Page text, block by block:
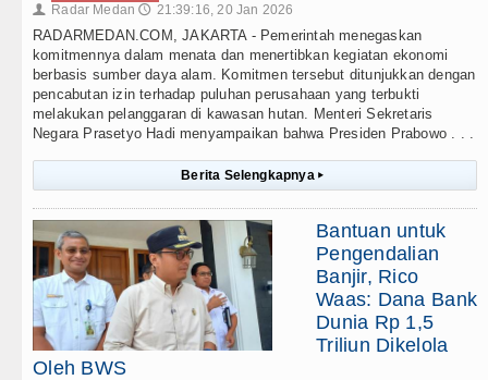
👤 Radar Medan 🕔 21:39:16, 20 Jan 2026
RADARMEDAN.COM, JAKARTA - Pemerintah menegaskan
komitmennya dalam menata dan menertibkan kegiatan ekonomi
berbasis sumber daya alam. Komitmen tersebut ditunjukkan dengan
pencabutan izin terhadap puluhan perusahaan yang terbukti
melakukan pelanggaran di kawasan hutan. Menteri Sekretaris
Negara Prasetyo Hadi menyampaikan bahwa Presiden Prabowo . . .
Berita Selengkapnya ▸
Bantuan untuk
Pengendalian
Banjir, Rico
Waas: Dana Bank
Dunia Rp 1,5
Triliun Dikelola
Oleh BWS